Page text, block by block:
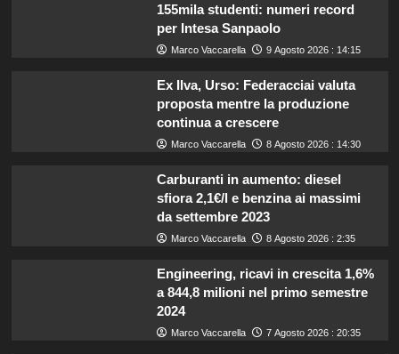
155mila studenti: numeri record
per Intesa Sanpaolo
Marco Vaccarella 9 Agosto 2026 : 14:15
Ex Ilva, Urso: Federacciai valuta
proposta mentre la produzione
continua a crescere
Marco Vaccarella 8 Agosto 2026 : 14:30
Carburanti in aumento: diesel
sfiora 2,1€/l e benzina ai massimi
da settembre 2023
Marco Vaccarella 8 Agosto 2026 : 2:35
Engineering, ricavi in crescita 1,6%
a 844,8 milioni nel primo semestre
2024
Marco Vaccarella 7 Agosto 2026 : 20:35